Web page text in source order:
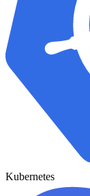
Kubernetes